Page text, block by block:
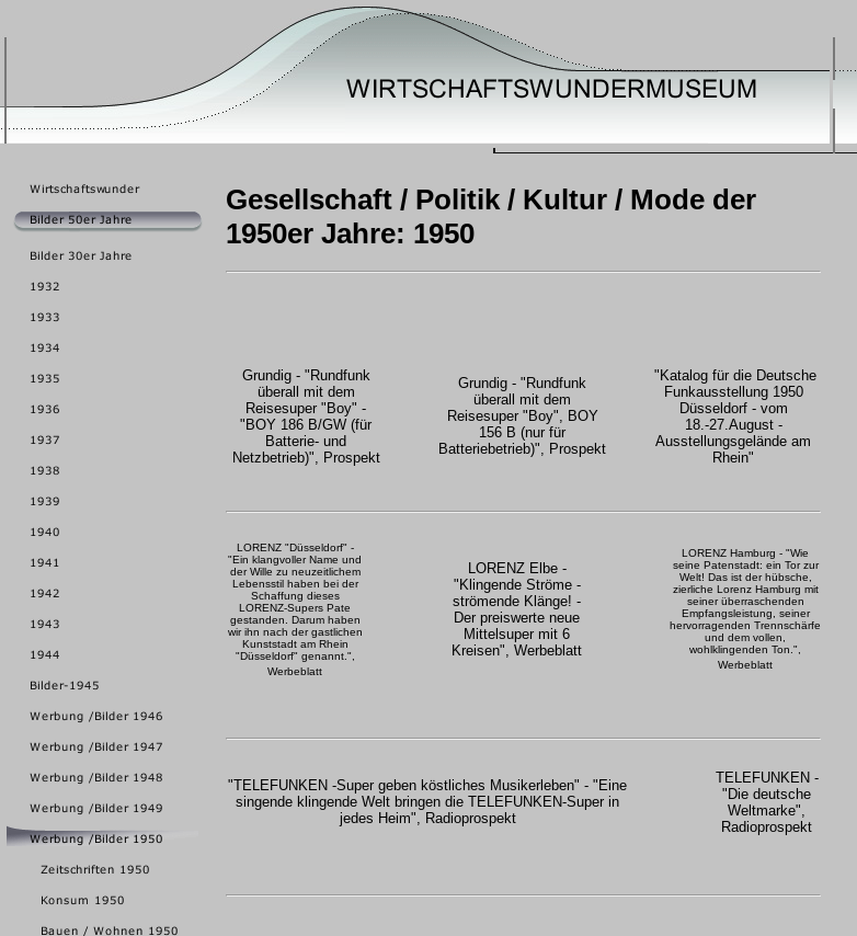
Gesellschaft / Politik / Kultur / Mode der
1950er Jahre: 1950
Grundig - "Rundfunk
überall mit dem
Reisesuper "Boy" -
"BOY 186 B/GW (für
Batterie- und
Netzbetrieb)", Prospekt
Grundig - "Rundfunk
überall mit dem
Reisesuper "Boy", BOY
156 B (nur für
Batteriebetrieb)", Prospekt
"Katalog für die Deutsche
Funkausstellung 1950
Düsseldorf - vom
18.-27.August -
Ausstellungsgelände am
Rhein"
LORENZ "Düsseldorf" -
"Ein klangvoller Name und
der Wille zu neuzeitlichem
Lebensstil haben bei der
Schaffung dieses
LORENZ-Supers Pate
gestanden. Darum haben
wir ihn nach der gastlichen
Kunststadt am Rhein
"Düsseldorf" genannt.",
Werbeblatt
LORENZ Elbe -
"Klingende Ströme -
strömende Klänge! -
Der preiswerte neue
Mittelsuper mit 6
Kreisen", Werbeblatt
LORENZ Hamburg - "Wie
seine Patenstadt: ein Tor zur
Welt! Das ist der hübsche,
zierliche Lorenz Hamburg mit
seiner überraschenden
Empfangsleistung, seiner
hervorragenden Trennschärfe
und dem vollen,
wohlklingenden Ton.",
Werbeblatt
"TELEFUNKEN -Super geben köstliches Musikerleben" - "Eine
singende klingende Welt bringen die TELEFUNKEN-Super in
jedes Heim", Radioprospekt
TELEFUNKEN -
"Die deutsche
Weltmarke",
Radioprospekt